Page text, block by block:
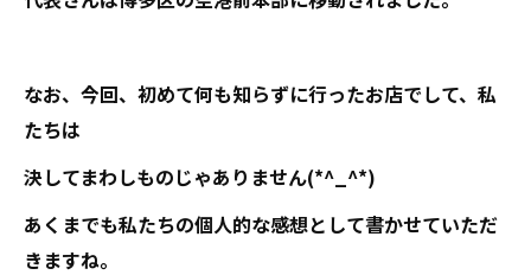
なお、今回、初めて何も知らずに行ったお店でして、私
たちは
決してまわしものじゃありません(*^_^*)
あくまでも私たちの個人的な感想として書かせていただ
きますね。